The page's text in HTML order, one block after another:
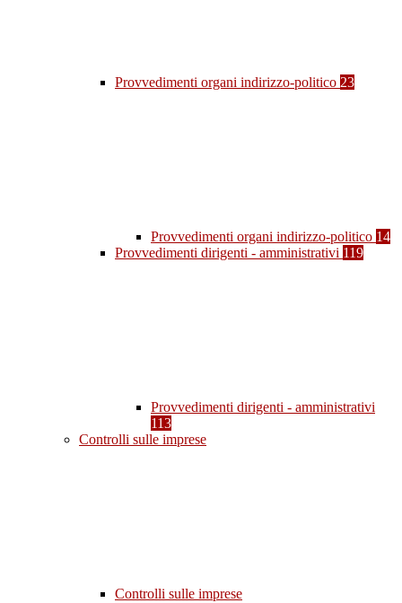
Provvedimenti organi indirizzo-politico 23
Provvedimenti organi indirizzo-politico 14
Provvedimenti dirigenti - amministrativi 119
Provvedimenti dirigenti - amministrativi
113
Controlli sulle imprese
Controlli sulle imprese